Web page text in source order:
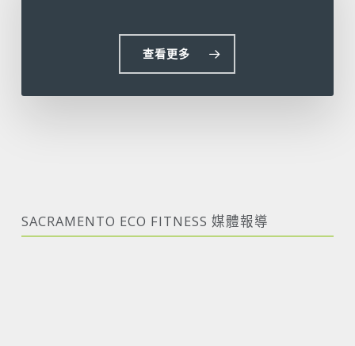
查看更多
SACRAMENTO ECO FITNESS 媒體報導